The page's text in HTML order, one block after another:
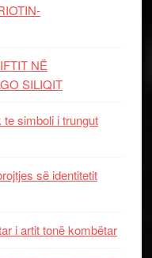
NË
SILIQIT
simboli i trungut
së identitetit
i artit tonë kombëtar